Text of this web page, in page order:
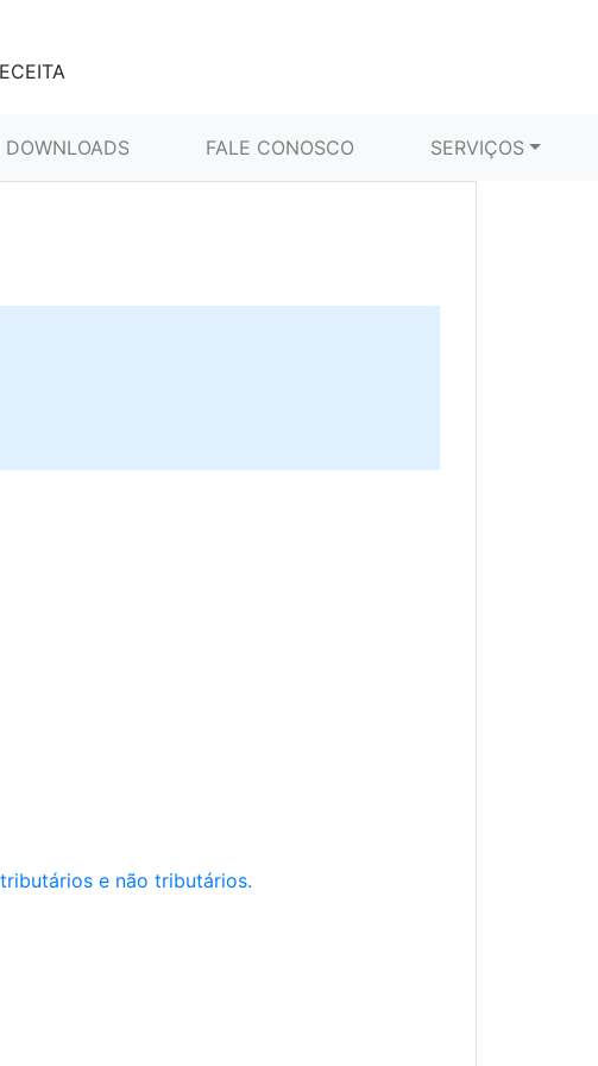
DOWNLOADS FALE CONOSCO SERVIÇOS
e não tributários.